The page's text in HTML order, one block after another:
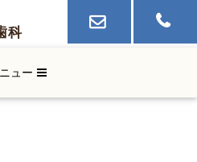
科
ュー